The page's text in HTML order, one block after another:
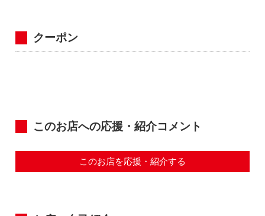
クーポン
このお店への応援・紹介コメント
このお店を応援・紹介する